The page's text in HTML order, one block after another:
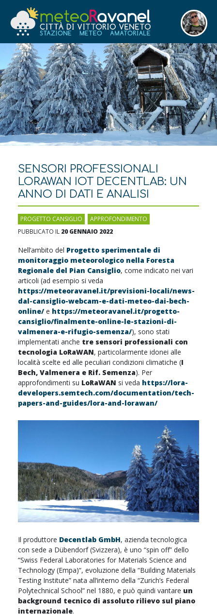
SENSORI PROFESSIONALI
LORAWAN IOT DECENTLAB: UN
ANNO DI DATI E ANALISI
PROGETTO CANSIGLIO
APPROFONDIMENTO
PUBBLICATO IL 20 GENNAIO 2022
Nell’ambito del Progetto sperimentale di
monitoraggio meteorologico nella Foresta
Regionale del Pian Cansiglio, come indicato nei vari
articoli (ad esempio si veda
https://meteoravanel.it/previsioni-locali/news-
dal-cansiglio-webcam-e-dati-meteo-dai-bech-
online/ e https://meteoravanel.it/progetto-
cansiglio/finalmente-online-le-stazioni-di-
valmenera-e-rifugio-semenza/), sono stati
implementati anche tre sensori professionali con
tecnologia LoRaWAN, particolarmente idonei alle
località scelte ed alle peculiari condizioni climatiche (I
Bech, Valmenera e Rif. Semenza). Per
approfondimenti su LoRaWAN si veda https://lora-
developers.semtech.com/documentation/tech-
papers-and-guides/lora-and-lorawan/
Il produttore Decentlab GmbH, azienda tecnologica
con sede a Dübendorf (Svizzera), è uno “spin off” dello
“Swiss Federal Laboratories for Materials Science and
Technology (Empa)“, evoluzione della “Building Materials
Testing Institute” nata all’interno della “Zurich’s Federal
Polytechnical School” nel 1880, e può quindi vantare un
background tecnico di assoluto rilievo sul piano
internazionale.